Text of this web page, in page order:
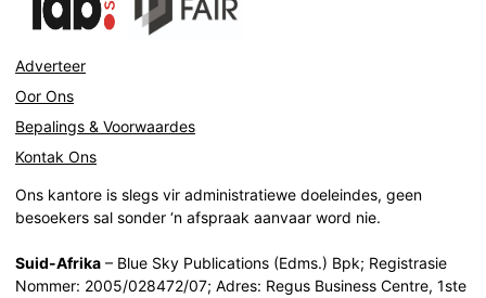
Adverteer
Oor Ons
Bepalings & Voorwaardes
Kontak Ons
Ons kantore is slegs vir administratiewe doeleindes, geen
besoekers sal sonder ‘n afspraak aanvaar word nie.
Suid-Afrika – Blue Sky Publications (Edms.) Bpk; Registrasie
Nommer: 2005/028472/07; Adres: Regus Business Centre, 1ste